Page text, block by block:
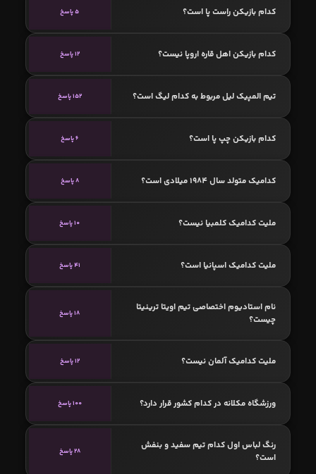
کدام بازیکن راست پا است؟ 5 پاسخ
کدام بازیکن اهل قاره اروپا نیست؟ 12 پاسخ
تیم المپیک لیل مربوط به کدام لیگ است؟ 152 پاسخ
کدام بازیکن چپ پا است؟ 6 پاسخ
کدامیک متولد سال 1984 میلادی است؟ 8 پاسخ
ملیت کدامیک کلمبیا نیست؟ 10 پاسخ
ملیت کدامیک اسپانیا است؟ 41 پاسخ
نام استادیوم اختصاصی تیم اویتا ترینیتا
چیست؟
18 پاسخ
ملیت کدامیک آلمان نیست؟ 12 پاسخ
ورزشگاه مکلانه در کدام کشور قرار دارد؟ 100 پاسخ
رنگ لباس اول کدام تیم سفید و بنفش
است؟
28 پاسخ